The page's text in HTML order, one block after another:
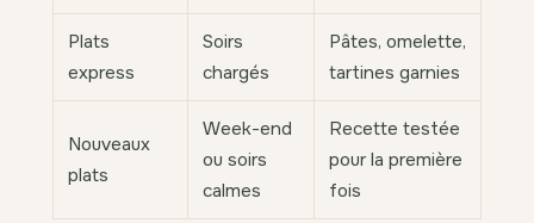
Plats
express
Soirs
chargés
Pâtes, omelette,
tartines garnies
Nouveaux
plats
Week-end
ou soirs
calmes
Recette testée
pour la première
fois